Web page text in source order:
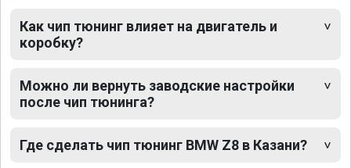
Как чип тюнинг влияет на двигатель и
коробку?
Можно ли вернуть заводские настройки
после чип тюнинга?
Где сделать чип тюнинг BMW Z8 в Казани?